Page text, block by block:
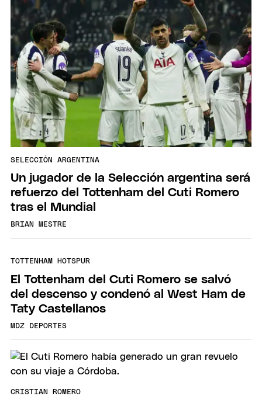
SELECCIÓN ARGENTINA
Un jugador de la Selección argentina será
refuerzo del Tottenham del Cuti Romero
tras el Mundial
BRIAN MESTRE
TOTTENHAM HOTSPUR
El Tottenham del Cuti Romero se salvó
del descenso y condenó al West Ham de
Taty Castellanos
MDZ DEPORTES
CRISTIAN ROMERO